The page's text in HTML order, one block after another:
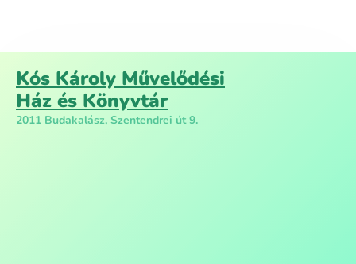
Kós Károly Művelődési
Ház és Könyvtár
2011 Budakalász, Szentendrei út 9.